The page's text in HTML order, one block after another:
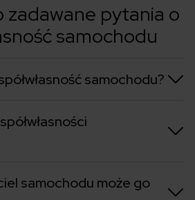
zadawane pytania o
samochodu
samochodu?
samochodu może go